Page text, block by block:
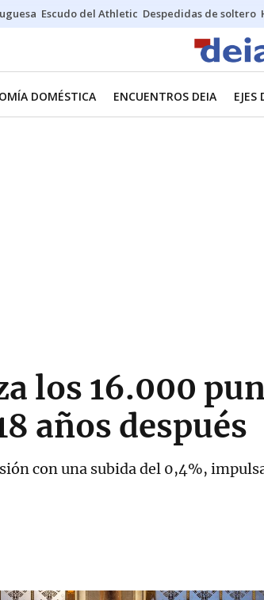
Escudo del Athletic Despedidas de soltero
DOMÉSTICA ENCUENTROS DEIA EJES
los 16.000
años después
con una subida del 0,4%,